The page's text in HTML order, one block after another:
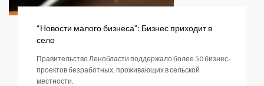
“Новости малого бизнеса”: Бизнес приходит в
село
Правительство Ленобласти поддержало более 50 бизнес-
проектов безработных, проживающих в сельской
местности.